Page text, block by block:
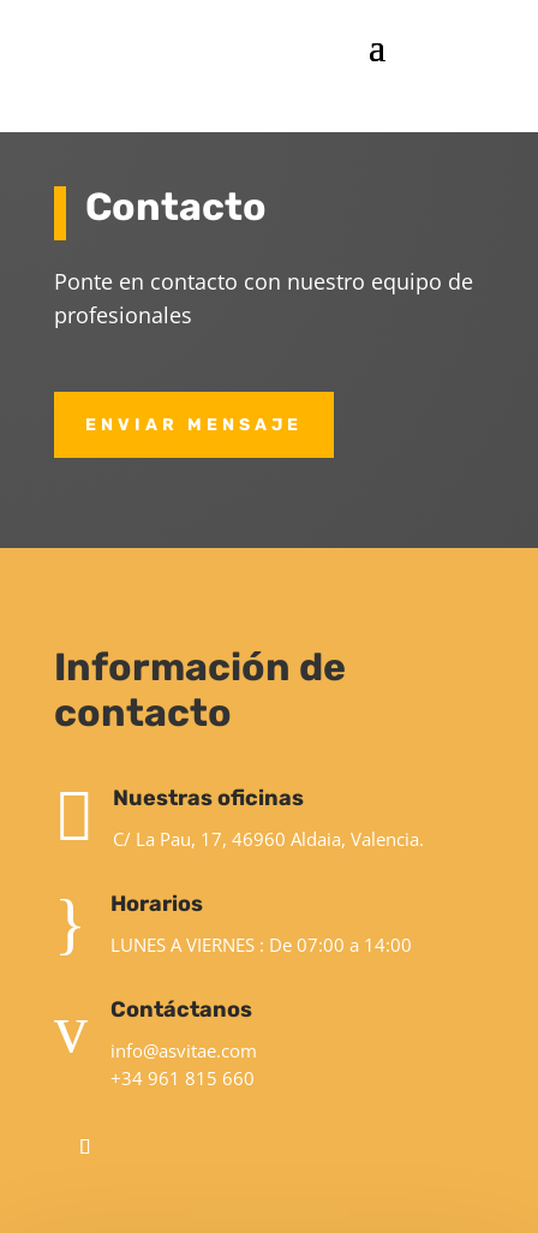
Contacto
Ponte en contacto con nuestro equipo de
profesionales
ENVIAR MENSAJE
Información de
contacto
 Nuestras oficinas
C/ La Pau, 17, 46960 Aldaia, Valencia.
} Horarios
LUNES A VIERNES : De 07:00 a 14:00
v Contáctanos
info@asvitae.com
+34 961 815 660